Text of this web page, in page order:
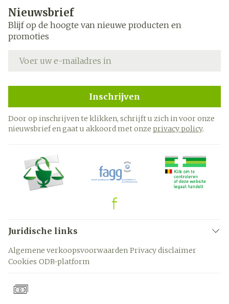
Nieuwsbrief
Blijf op de hoogte van nieuwe producten en
promoties
Inschrijven
Door op inschrijven te klikken, schrijft u zich in voor onze
nieuwsbrief en gaat u akkoord met onze privacy policy.
Juridische links
Algemene verkoopsvoorwaarden Privacy disclaimer
Cookies ODR-platform